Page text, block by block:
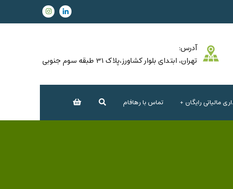
آدرس:
تهران، ابتدای بلوار کشاورز،پلاک 31 طبقه سوم جنوبی
مالیاتی رایگان تماس با رهافام